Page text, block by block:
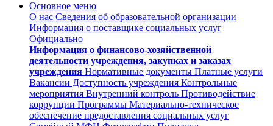
Основное меню
О нас Сведения об образовательной организации
Информация о поставщике социальных услуг
Официально
Информация о финансово-хозяйственной
деятельности учреждения, закупках и заказах
учреждения Нормативные документы Платные услуги
Вакансии Доступность учреждения Контрольные
мероприятия Внутренний контроль Противодействие
коррупции Программы Материально-техническое
обеспечение предоставления социальных услуг